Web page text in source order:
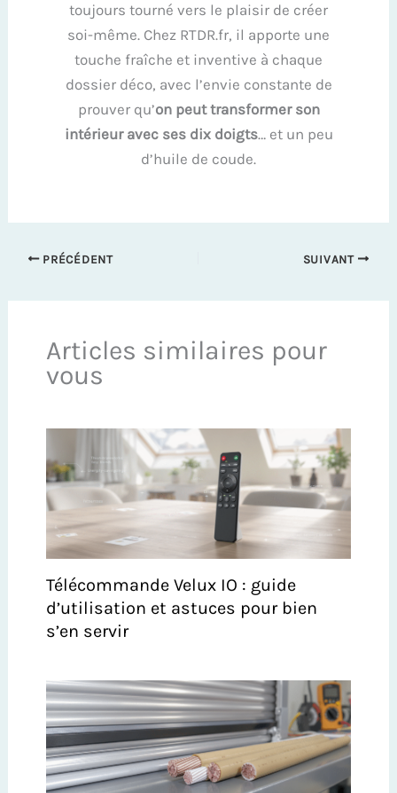
toujours tourné vers le plaisir de créer
soi-même. Chez RTDR.fr, il apporte une
touche fraîche et inventive à chaque
dossier déco, avec l’envie constante de
prouver qu’on peut transformer son
intérieur avec ses dix doigts… et un peu
d’huile de coude.
PRÉCÉDENT SUIVANT
Articles similaires pour
vous
Télécommande Velux IO : guide
d’utilisation et astuces pour bien
s’en servir